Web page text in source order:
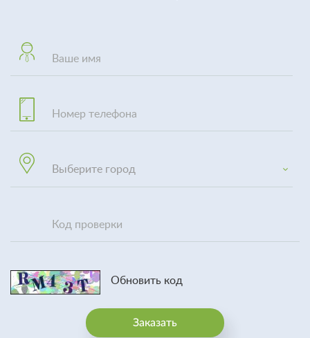
Выберите город
Обновить код
Заказать